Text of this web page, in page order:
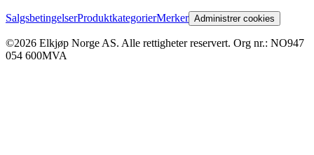
SalgsbetingelserProduktkategorierMerker Administrer cookies
©2026 Elkjøp Norge AS. Alle rettigheter reservert. Org nr.: NO947
054 600MVA